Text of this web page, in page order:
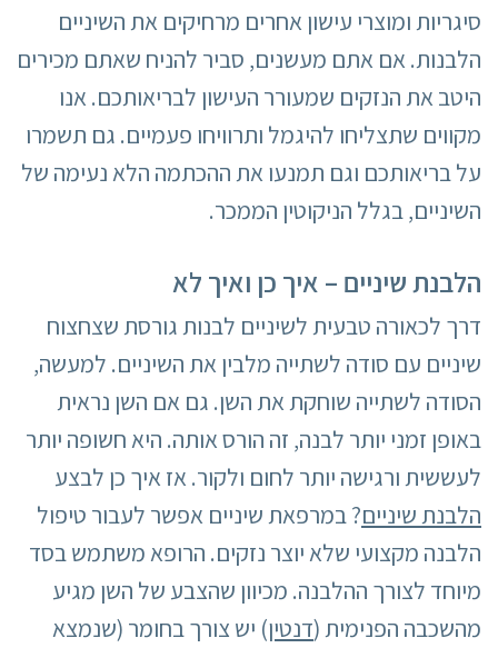
סיגריות ומוצרי עישון אחרים מרחיקים את השיניים
הלבנות. אם אתם מעשנים, סביר להניח שאתם מכירים
היטב את הנזקים שמעורר העישון לבריאותכם. אנו
מקווים שתצליחו להיגמל ותרוויחו פעמיים. גם תשמרו
על בריאותכם וגם תמנעו את ההכתמה הלא נעימה של
השיניים, בגלל הניקוטין הממכר.
הלבנת שיניים – איך כן ואיך לא
דרך לכאורה טבעית לשיניים לבנות גורסת שצחצוח
שיניים עם סודה לשתייה מלבין את השיניים. למעשה,
הסודה לשתייה שוחקת את השן. גם אם השן נראית
באופן זמני יותר לבנה, זה הורס אותה. היא חשופה יותר
לעששית ורגישה יותר לחום ולקור. אז איך כן לבצע
הלבנת שיניים? במרפאת שיניים אפשר לעבור טיפול
הלבנה מקצועי שלא יוצר נזקים. הרופא משתמש בסד
מיוחד לצורך ההלבנה. מכיוון שהצבע של השן מגיע
מהשכבה הפנימית (דנטין) יש צורך בחומר (שנמצא